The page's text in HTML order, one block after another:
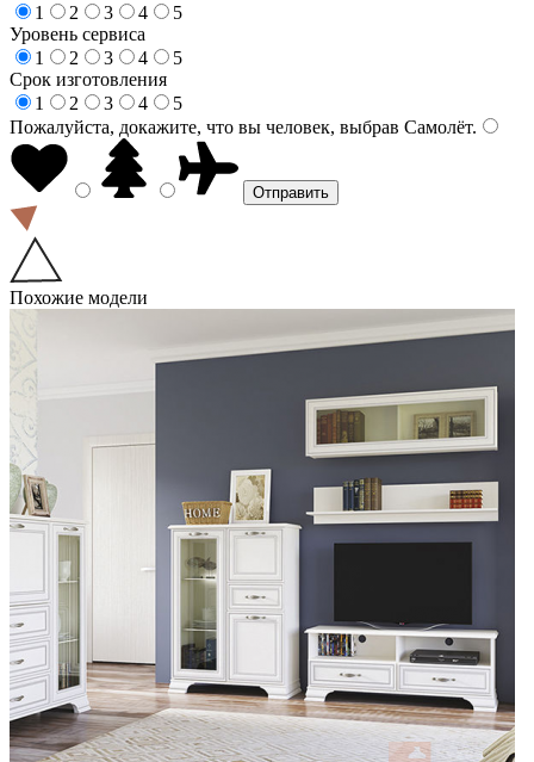
1
2 3 4
5
Уровень сервиса
1
2 3 4
5
Срок изготовления
1
2 3 4
5
Пожалуйста, докажите, что вы человек, выбрав Самолёт.
Похожие модели